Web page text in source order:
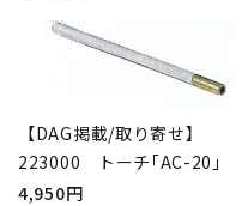
【DAG掲載/取り寄せ】
223000 トーチ｢AC-20｣
4,950円